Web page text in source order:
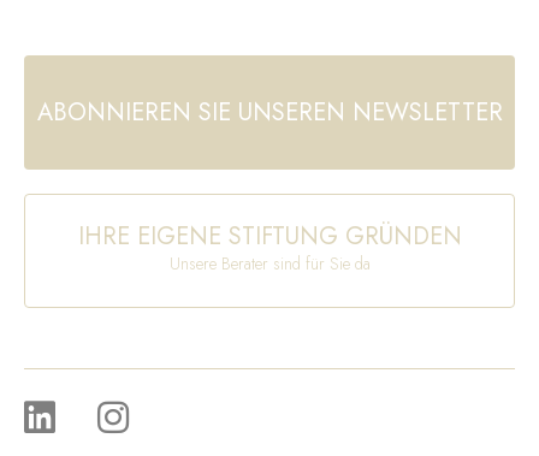
ABONNIEREN SIE UNSEREN NEWSLETTER
IHRE EIGENE STIFTUNG GRÜNDEN
Unsere Berater sind für Sie da